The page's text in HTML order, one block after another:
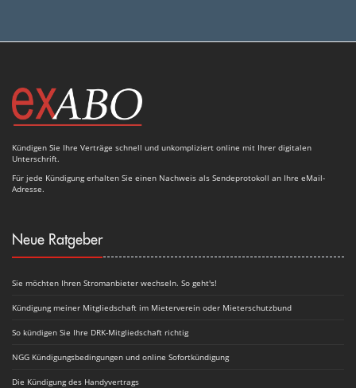
Kündigen Sie Ihre Verträge schnell und unkompliziert online mit Ihrer digitalen
Unterschrift.
Für jede Kündigung erhalten Sie einen Nachweis als Sendeprotokoll an Ihre eMail-
Adresse.
Neue Ratgeber
Sie möchten Ihren Stromanbieter wechseln. So geht's!
Kündigung meiner Mitgliedschaft im Mieterverein oder Mieterschutzbund
So kündigen Sie Ihre DRK-Mitgliedschaft richtig
NGG Kündigungsbedingungen und online Sofortkündigung
Die Kündigung des Handyvertrags